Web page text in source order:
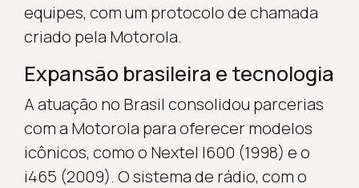
equipes, com um protocolo de chamada
criado pela Motorola.
Expansão brasileira e tecnologia
A atuação no Brasil consolidou parcerias
com a Motorola para oferecer modelos
icônicos, como o Nextel I600 (1998) e o
i465 (2009). O sistema de rádio, com o